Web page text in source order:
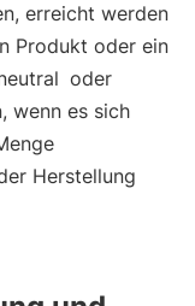
erreicht werden
Produkt oder ein
oder
wenn es sich
Herstellung